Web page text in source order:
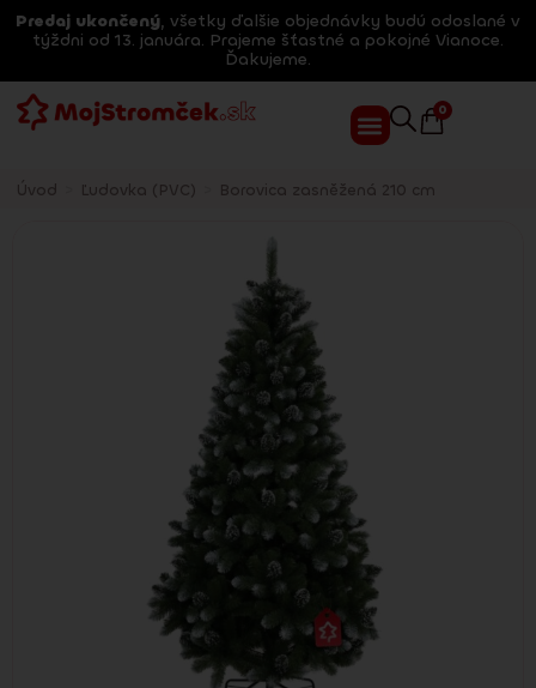
Predaj ukončený, všetky ďalšie objednávky budú odoslané v
týždni od 13. januára. Prajeme šťastné a pokojné Vianoce.
Ďakujeme.
0
Úvod Ľudovka (PVC) Borovica zasněžená 210 cm